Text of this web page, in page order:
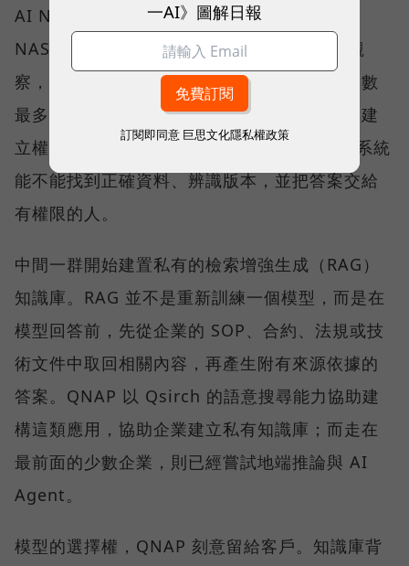
AI NAS 不是「多了 AI 功能的 NAS」，而是
NAS 在企業工作流裡換了位置。 依 QNAP 觀
察，目前客戶大致分布在一條導入光譜上。人數
最多的一群，仍在把資料集中、分類、清理與建
立權限。這一步看似與 AI 無關，卻決定後續系統
能不能找到正確資料、辨識版本，並把答案交給
有權限的人。
中間一群開始建置私有的檢索增強生成（RAG）
知識庫。RAG 並不是重新訓練一個模型，而是在
模型回答前，先從企業的 SOP、合約、法規或技
術文件中取回相關內容，再產生附有來源依據的
答案。QNAP 以 Qsirch 的語意搜尋能力協助建
構這類應用，協助企業建立私有知識庫；而走在
最前面的少數企業，則已經嘗試地端推論與 AI
Agent。
模型的選擇權，QNAP 刻意留給客戶。知識庫背
一AI》圖解日報
訂閱即同意 巨思文化隱私權政策